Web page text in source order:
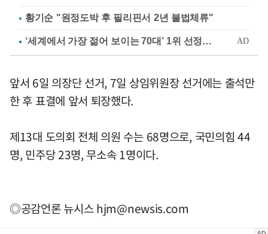
황기순 "원정도박 후 필리핀서 2년 불법체류"
앞서 6일 의장단 선거, 7일 상임위원장 선거에는 출석만
한 후 표결에 앞서 퇴장했다.
제13대 도의회 전체 의원 수는 68명으로, 국민의힘 44
명, 민주당 23명, 무소속 1명이다.
◎공감언론 뉴시스hjm@newsis.com